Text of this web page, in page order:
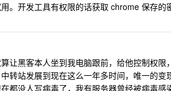
。开发工具有权限的话获取 chrome 保存的
让黑客本人坐到我电脑跟前，给他控制权
转站发展到现在这么一年多时间，唯一的
都没人写病毒了，我有服务器曾经被病毒